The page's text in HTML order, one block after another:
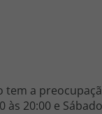
tem a
20:00 e